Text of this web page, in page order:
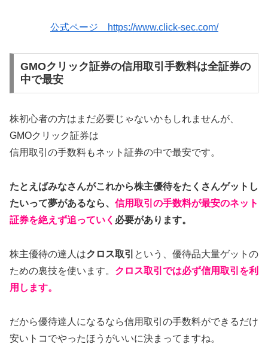
公式ページ https://www.click-sec.com/
GMOクリック証券の信用取引手数料は全証券の
中で最安
株初心者の方はまだ必要じゃないかもしれませんが、
GMOクリック証券は
信用取引の手数料もネット証券の中で最安です。
たとえばみなさんがこれから株主優待をたくさんゲットし
たいって夢があるなら、 信用取引の手数料が最安のネット
証券を絶えず追っていく 必要があります。
株主優待の達人はクロス取引 という、優待品大量ゲットの
ための裏技を使います。 クロス取引では必ず信用取引を利
用します。
だから優待達人になるなら信用取引の手数料ができるだけ
安いトコでやったほうがいいに決まってますね。